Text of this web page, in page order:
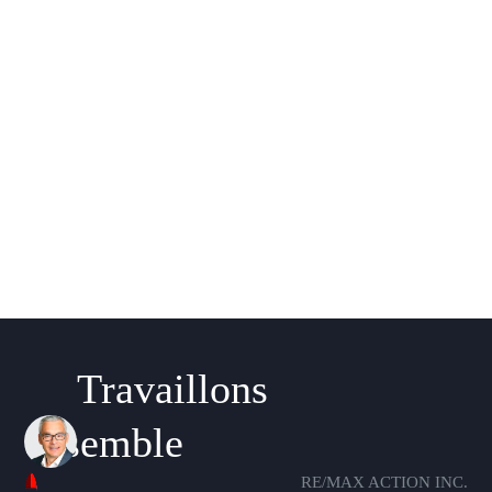
Travaillons
ensemble
RE/MAX ACTION INC.